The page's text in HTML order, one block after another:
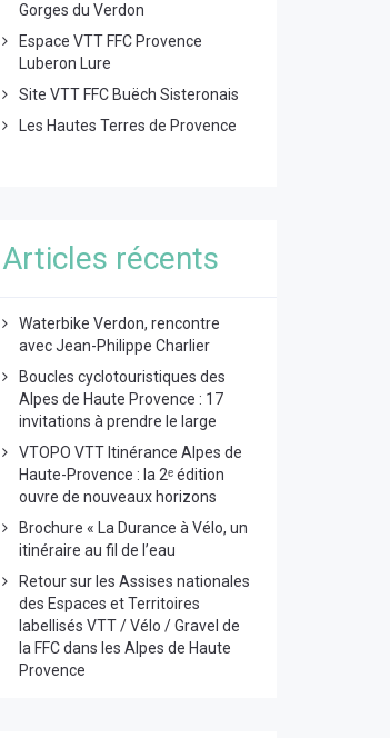
Gorges du Verdon
Espace VTT FFC Provence
Luberon Lure
Site VTT FFC Buëch Sisteronais
Les Hautes Terres de Provence
Articles récents
Waterbike Verdon, rencontre
avec Jean-Philippe Charlier
Boucles cyclotouristiques des
Alpes de Haute Provence : 17
invitations à prendre le large
VTOPO VTT Itinérance Alpes de
Haute-Provence : la 2ᵉ édition
ouvre de nouveaux horizons
Brochure « La Durance à Vélo, un
itinéraire au fil de l’eau
Retour sur les Assises nationales
des Espaces et Territoires
labellisés VTT / Vélo / Gravel de
la FFC dans les Alpes de Haute
Provence